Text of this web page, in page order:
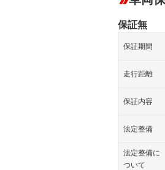
保証無
保証期間
走行距離
保証内容
法定整備
法定整備に
ついて